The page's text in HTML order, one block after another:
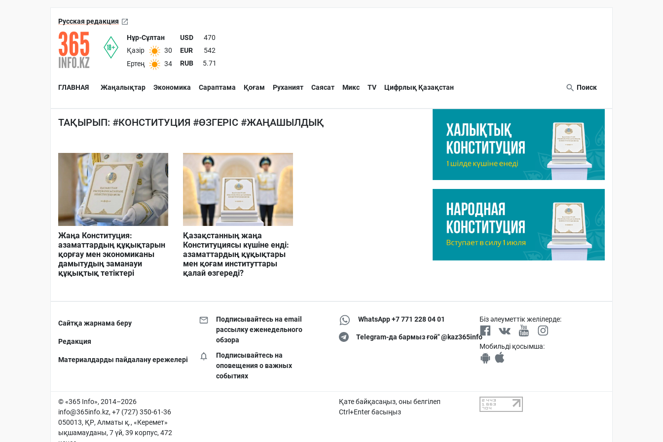
Русская редакция
Нұр-Сұлтан
Қазір
30
Ертең
34
USD
470
EUR
542
RUB
5.71
ГЛАВНАЯ Жаңалықтар Экономика Сараптама Қоғам Руханият Саясат Микс TV Цифрлық Қазақстан Поиск
ТАҚЫРЫП: #КОНСТИТУЦИЯ #ӨЗГЕРІС #ЖАҢАШЫЛДЫҚ
Жаңа Конституция:
азаматтардың құқықтарын
қорғау мен экономиканы
дамытудың заманауи
құқықтық тетіктері
Қазақстанның жаңа
Конституциясы күшіне енді:
азаматтардың құқықтары
мен қоғам институттары
қалай өзгереді?
Сайтқа жарнама беру
Редакция
Материалдарды пайдалану ережелері
Подписывайтесь на email
рассылку еженедельного
обзора
Подписывайтесь на
оповещения о важных
событиях
WhatsApp +7 771 228 04 01
Telegram-да бармыз ғой" @kaz365info
Біз әлеуметтік желілерде:
Мобильді қосымша:
© «365 Info», 2014–2026
info@365info.kz, +7 (727) 350-61-36
050013, ҚР, Алматы қ., «Керемет»
ықшамауданы, 7 үй, 39 корпус, 472
Қате байқасаңыз, оны белгілеп
Ctrl+Enter басыңыз